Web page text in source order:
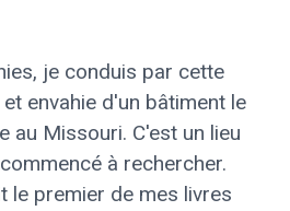
je conduis par cette
envahie d'un bâtiment le
au Missouri. C'est un lieu
à rechercher.
le premier de mes livres